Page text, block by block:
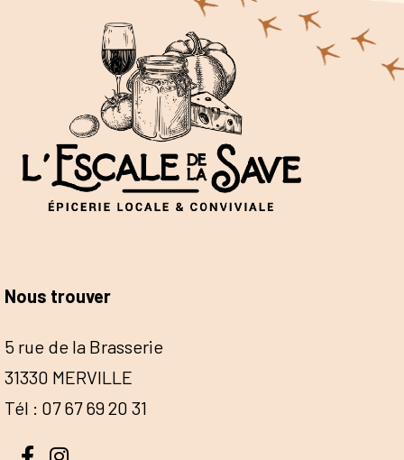
Nous trouver
5 rue de la Brasserie
31330 MERVILLE
Tél : 07 67 69 20 31